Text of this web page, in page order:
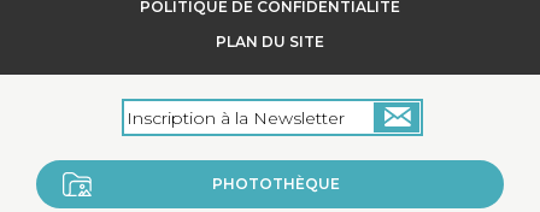
POLITIQUE DE CONFIDENTIALITÉ
PLAN DU SITE
PHOTOTHÈQUE